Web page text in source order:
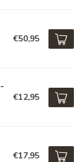
€50,95
€12,95
€17,95